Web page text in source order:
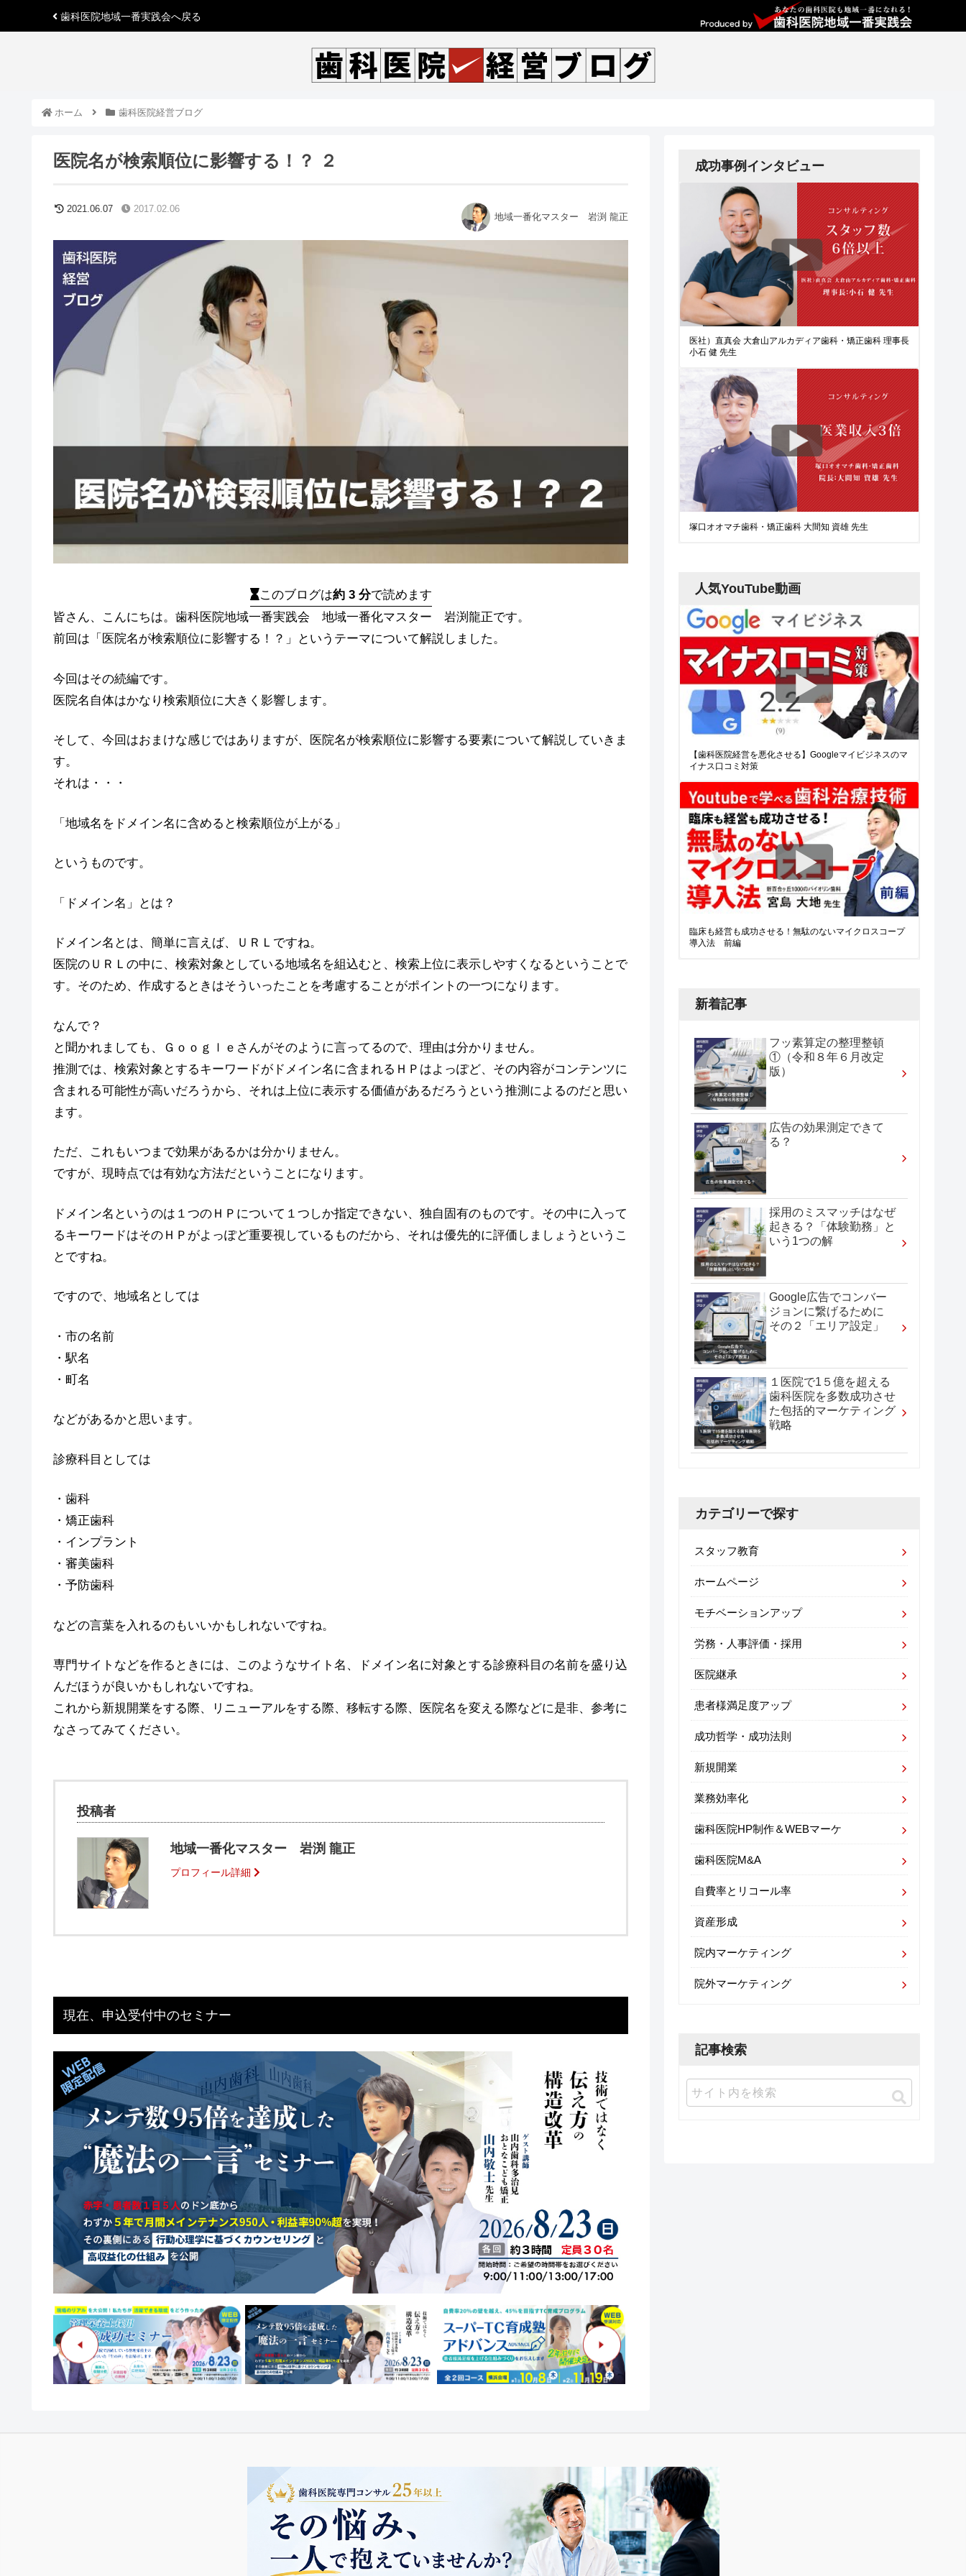
歯科医院地域一番実践会へ戻る
ホーム 歯科医院経営ブログ
医院名が検索順位に影響する！？ ２
2021.06.07 2017.02.06
地域一番化マスター 岩渕 龍正
このブログは約 3 分で読めます
皆さん、こんにちは。歯科医院地域一番実践会 地域一番化マスター 岩渕龍正です。
前回は「医院名が検索順位に影響する！？」というテーマについて解説しました。
今回はその続編です。
医院名自体はかなり検索順位に大きく影響します。
そして、今回はおまけな感じではありますが、医院名が検索順位に影響する要素について解説していきま
す。
それは・・・
「地域名をドメイン名に含めると検索順位が上がる」
というものです。
「ドメイン名」とは？
ドメイン名とは、簡単に言えば、ＵＲＬですね。
医院のＵＲＬの中に、検索対象としている地域名を組込むと、検索上位に表示しやすくなるということで
す。そのため、作成するときはそういったことを考慮することがポイントの一つになります。
なんで？
と聞かれましても、Ｇｏｏｇｌｅさんがそのように言ってるので、理由は分かりません。
推測では、検索対象とするキーワードがドメイン名に含まれるＨＰはよっぽど、その内容がコンテンツに
含まれる可能性が高いだろうから、それは上位に表示する価値があるだろうという推測によるのだと思い
ます。
ただ、これもいつまで効果があるかは分かりません。
ですが、現時点では有効な方法だということになります。
ドメイン名というのは１つのＨＰについて１つしか指定できない、独自固有のものです。その中に入って
るキーワードはそのＨＰがよっぽど重要視しているものだから、それは優先的に評価しましょうというこ
とですね。
ですので、地域名としては
・市の名前
・駅名
・町名
などがあるかと思います。
診療科目としては
・歯科
・矯正歯科
・インプラント
・審美歯科
・予防歯科
などの言葉を入れるのもいいかもしれないですね。
専門サイトなどを作るときには、このようなサイト名、ドメイン名に対象とする診療科目の名前を盛り込
んだほうが良いかもしれないですね。
これから新規開業をする際、リニューアルをする際、移転する際、医院名を変える際などに是非、参考に
なさってみてください。
投稿者
地域一番化マスター 岩渕 龍正
プロフィール詳細
現在、申込受付中のセミナー
成功事例インタビュー
医社）直真会 大倉山アルカディア歯科・矯正歯科 理事長
小石 健 先生
塚口オオマチ歯科・矯正歯科 大間知 資雄 先生
人気YouTube動画
【歯科医院経営を悪化させる】Googleマイビジネスのマ
イナス口コミ対策
臨床も経営も成功させる！無駄のないマイクロスコープ
導入法 前編
新着記事
フッ素算定の整理整頓
①（令和８年６月改定
版）
広告の効果測定できて
る？
採用のミスマッチはなぜ
起きる？「体験勤務」と
いう1つの解
Google広告でコンバー
ジョンに繋げるために
その２「エリア設定」
１医院で1５億を超える
歯科医院を多数成功させ
た包括的マーケティング
戦略
カテゴリーで探す
スタッフ教育
ホームページ
モチベーションアップ
労務・人事評価・採用
医院継承
患者様満足度アップ
成功哲学・成功法則
新規開業
業務効率化
歯科医院HP制作＆WEBマーケ
歯科医院M&A
自費率とリコール率
資産形成
院内マーケティング
院外マーケティング
記事検索